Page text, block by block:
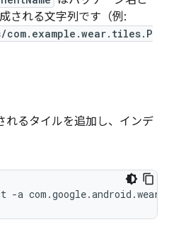
される文字列です（例:
com.example.wear.tiles.P
れるタイルを追加し、インデ
-a